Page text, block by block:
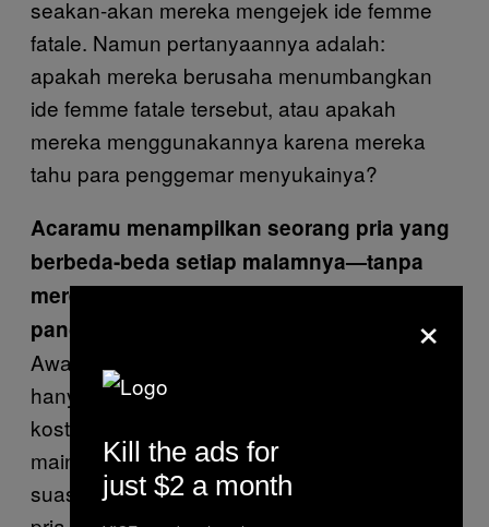
seakan-akan mereka mengejek ide femme
fatale. Namun pertanyaannya adalah:
apakah mereka berusaha menumbangkan
ide femme fatale tersebut, atau apakah
mereka menggunakannya karena mereka
tahu para penggemar menyukainya?
Acaramu menampilkan seorang pria yang
berbeda-beda setiap malamnya—tanpa
mereka melihat naskah sebelum naik
panggung. Gimana tuh rasanya?
Awalnya seru. Kebanyakan pria paling-paling
hanya diharuskan untuk mengenakan
kostum koboi, main-main dengan pistol
mainan, iseng aja. Namun kemudian
suasananya makin serius dan saya meminta
×
Kill the ads for
just $2 a month